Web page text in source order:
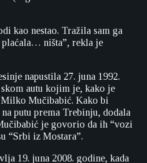
kao nestao. Tražila sam ga
ništa”, rekla je
napustila 27. juna 1992.
autu kojim je, kako je
Mučibabić. Kako bi
putu prema Trebinju, dodala
je govorio da ih “vozi
“Srbi iz Mostara”.
19. juna 2008. godine, kada